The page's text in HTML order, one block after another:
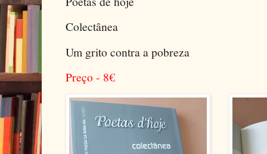
Colectânea
Um grito contra a pobreza
Preço - 8€